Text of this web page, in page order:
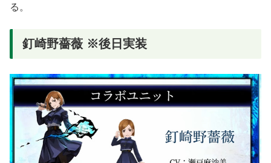
る。
釘崎野薔薇 ※後日実装